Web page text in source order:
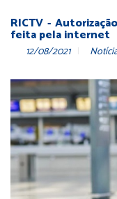
RICTV -
feita pela internet
12/08/2021